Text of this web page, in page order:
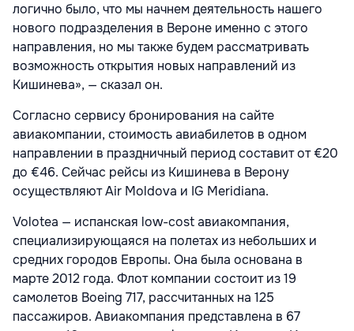
логично было, что мы начнем деятельность нашего
нового подразделения в Вероне именно с этого
направления, но мы также будем рассматривать
возможность открытия новых направлений из
Кишинева», — сказал он.
Согласно сервису бронирования на сайте
авиакомпании, стоимость авиабилетов в одном
направлении в праздничный период составит от €20
до €46. Сейчас рейсы из Кишинева в Верону
осуществляют Air Moldova и IG Meridiana.
Volotea — испанская low-cost авиакомпания,
специализирующаяся на полетах из небольших и
средних городов Европы. Она была основана в
марте 2012 года. Флот компании состоит из 19
самолетов Boeing 717, рассчитанных на 125
пассажиров. Авиакомпания представлена в 67